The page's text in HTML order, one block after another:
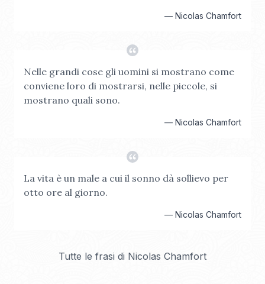
— Nicolas Chamfort
Nelle grandi cose gli uomini si mostrano come
conviene loro di mostrarsi, nelle piccole, si
mostrano quali sono.
— Nicolas Chamfort
La vita è un male a cui il sonno dà sollievo per
otto ore al giorno.
— Nicolas Chamfort
Tutte le frasi di Nicolas Chamfort